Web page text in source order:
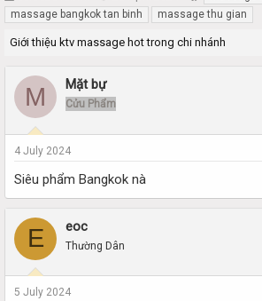
h
r
e
s
t
r
t
r
t
a
r
t
massage bangkok tan binh
massage thu gian
Giới thiệu ktv massage hot trong chi nhánh
M Mặt bự
Cửu Phẩm
4 July 2024
Siêu phẩm Bangkok nà
E eoc
Thường Dân
5 July 2024